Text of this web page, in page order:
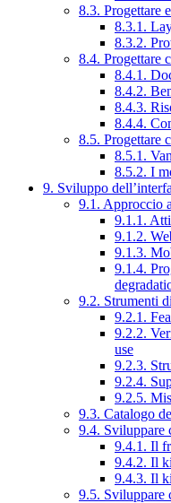
8.3. Progettare
8.3.1.
8.3.2.
8.4. Progettare
8.4.1.
8.4.2.
8.4.3.
8.4.4.
8.5. Progettare
8.5.1.
8.5.2. I
9. Sviluppo
9.1. Approccio
9.1.1.
9.1.2.
9.1.3.
9.1.4.
9.2. Strumenti
9.2.1.
9.2.2.
use
9.2.3.
9.2.4.
9.2.5.
9.3. Catalogo
9.4. Sviluppare
9.4.1. Il
9.4.2. Il
9.4.3. Il
9.5. Sviluppare